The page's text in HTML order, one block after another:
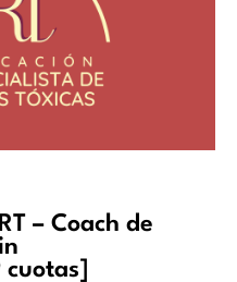
– Coach de